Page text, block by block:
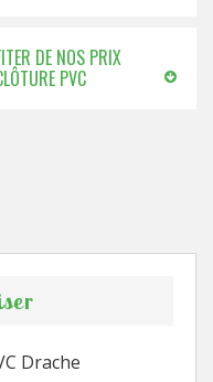
DE NOS PRIX
PVC
Drache